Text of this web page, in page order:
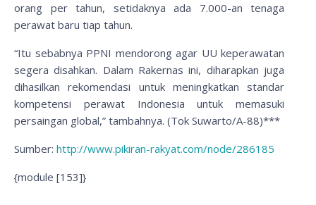
orang per tahun, setidaknya ada 7.000-an tenaga
perawat baru tiap tahun.
“Itu sebabnya PPNI mendorong agar UU keperawatan
segera disahkan. Dalam Rakernas ini, diharapkan juga
dihasilkan rekomendasi untuk meningkatkan standar
kompetensi perawat Indonesia untuk memasuki
persaingan global,” tambahnya. (Tok Suwarto/A-88)***
Sumber: http://www.pikiran-rakyat.com/node/286185
{module [153]}